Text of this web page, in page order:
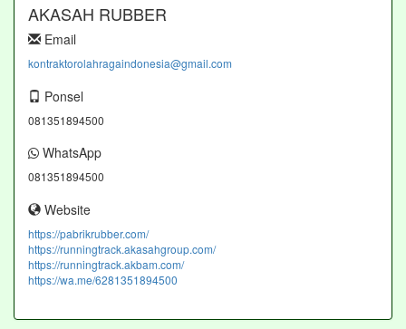
AKASAH RUBBER
Email
kontraktorolahragaindonesia@gmail.com
Ponsel
081351894500
WhatsApp
081351894500
Website
https://pabrikrubber.com/
https://runningtrack.akasahgroup.com/
https://runningtrack.akbam.com/
https://wa.me/6281351894500